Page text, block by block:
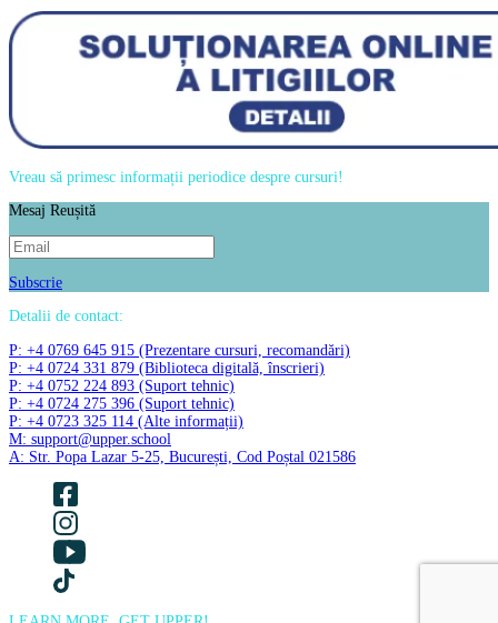
Vreau să primesc informații periodice despre cursuri!
Mesaj Reușită
Subscrie
Detalii de contact:
P: +4 0769 645 915 (Prezentare cursuri, recomandări)
P: +4 0724 331 879 (Biblioteca digitală, înscrieri)
P: +4 0752 224 893 (Suport tehnic)
P: +4 0724 275 396 (Suport tehnic)
P: +4 0723 325 114 (Alte informații)
M: support@upper.school
A: Str. Popa Lazar 5-25, București, Cod Poștal 021586